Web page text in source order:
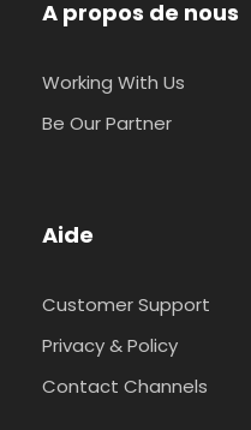
A propos de nous
Working With Us
Be Our Partner
Aide
Customer Support
Privacy & Policy
Contact Channels